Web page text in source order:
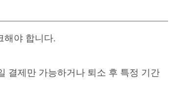
해야 합니다.
결제만 가능하거나 퇴소 후 특정 기간